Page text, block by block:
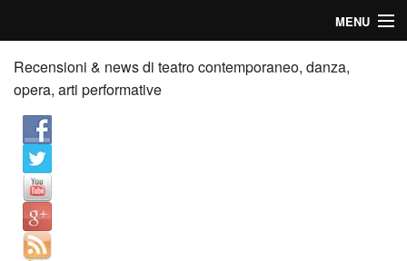
MENU
Home
Recensioni
Anticipazioni
News
Palazzi consiglia
Recensioni & news di teatro contemporaneo, danza,
opera, arti performative